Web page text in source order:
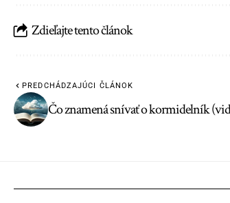
Zdieľajte tento článok
PREDCHÁDZAJÚCI ČLÁNOK
Čo znamená snívať o kormidelník